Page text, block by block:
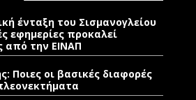
ένταξη του Σισμανογλείου
εφημερίες προκαλεί
από την ΕΙΝΑΠ
Ποιες οι βασικές διαφορές